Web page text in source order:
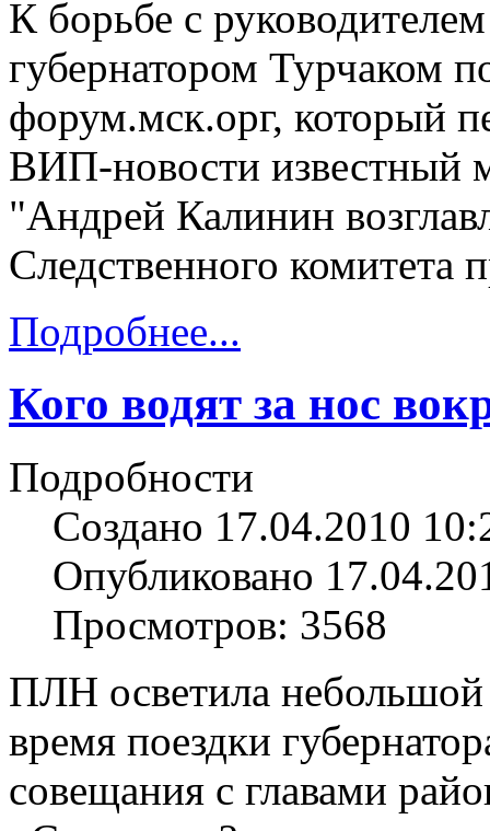
К борьбе с
губернатором Турчаком
форум.мск.орг, который
ВИП-новости известный
"Андрей Калинин
Следственного комитета
Подробнее...
Кого водят за нос
Подробности
Создано 17.04.2010
Опубликовано
Просмотров: 3568
ПЛН осветила небольшой
время поездки
совещания с главами